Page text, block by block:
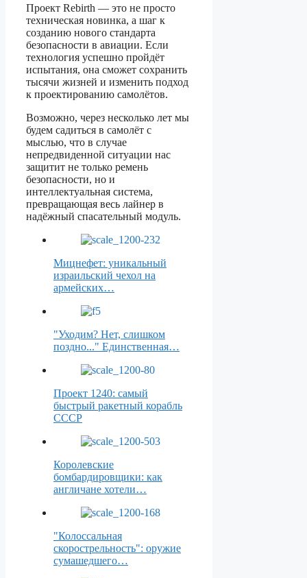
Проект Rebirth — это не просто
техническая новинка, а шаг к
созданию нового стандарта
безопасности в авиации. Если
технология успешно пройдёт
испытания, она сможет сохранить
тысячи жизней и изменить подход
к проектированию самолётов.
Возможно, через несколько лет мы
будем садиться в самолёт с
мыслью, что в случае
непредвиденной ситуации нас
защитит не только ремень
безопасности, но и
интеллектуальная система,
превращающая весь лайнер в
надёжный спасательный модуль.
Мицнефет: уникальный
израильский чехол на
армейских…
"Уходим? Нет, слишком
поздно..." Единственная…
Проект 1240: самый
быстрый ракетный корабль
СССР
Королевские
бомбардировщики: как
англичане хотели…
"Колоссальная
скорострельность": оружие
сумашедшего…